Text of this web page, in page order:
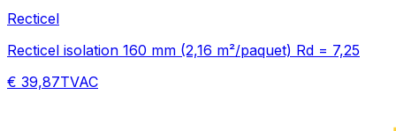
Recticel
Recticel isolation 160 mm (2,16 m²/paquet) Rd = 7,25
€ 39,87TVAC